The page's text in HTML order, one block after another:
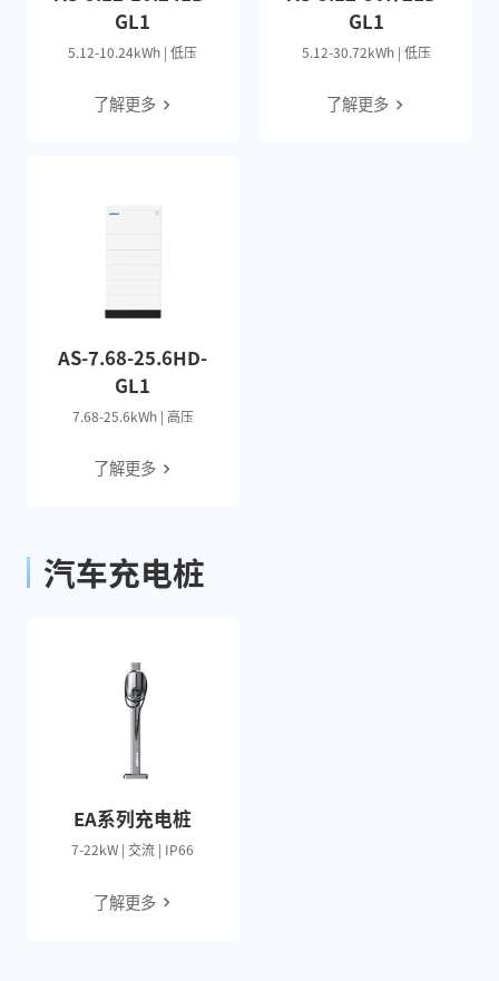
GL1
5.12-10.24kWh | 低压
了解更多
GL1
5.12-30.72kWh | 低压
了解更多
AS-7.68-25.6HD-
GL1
7.68-25.6kWh | 高压
了解更多
汽车充电桩
EA系列充电桩
7-22kW | 交流 | IP66
了解更多